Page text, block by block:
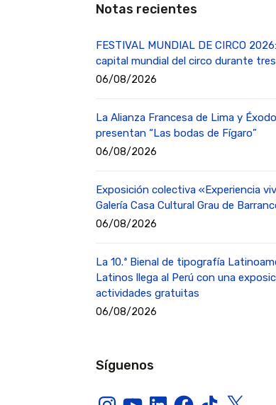
Notas recientes
FESTIVAL MUNDIAL DE CIRCO
capital mundial del circo durante
06/08/2026
La Alianza Francesa de Lima y
presentan “Las bodas de Fígaro”
06/08/2026
Exposición colectiva «Experiencia
Galería Casa Cultural Grau de
06/08/2026
La 10.ª Bienal de tipografía
Latinos llega al Perú con una
actividades gratuitas
06/08/2026
Síguenos
InstagramYouTubeLinkedInFacebook
TikTokX